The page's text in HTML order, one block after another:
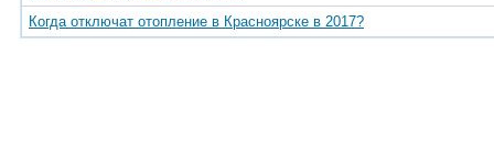
Когда отключат отопление в Красноярске в 2017?